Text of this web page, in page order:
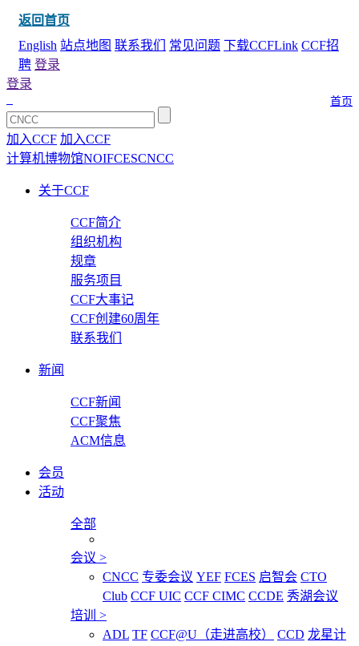
返回首页
English 站点地图 联系我们 常见问题 下载CCFLink CCF招
聘 登录
首页
登录
加入CCF 加入CCF
计算机博物馆NOIFCESCNCC
关于CCF
CCF简介
组织机构
规章
服务项目
CCF大事记
CCF创建60周年
联系我们
新闻
CCF新闻
CCF聚焦
ACM信息
会员
活动
全部
会议 >
CNCC 专委会议 YEF FCES 启智会 CTO
Club CCF UIC CCF CIMC CCDE 秀湖会议
培训 >
ADL TF CCF@U（走进高校） CCD 龙星计